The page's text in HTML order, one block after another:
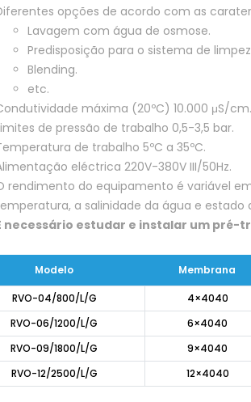
opções de acordo com as
Lavagem com água de osmose.
Predisposição para o sistema de
Blending.
etc.
máxima (20ºC) 10.000 μS/
de pressão de trabalho 0,5-3,5 bar.
de trabalho 5ºC a 35ºC.
eléctrica 220V-380V III/50Hz.
rendimento do equipamento é variável
a salinidade da água e estado
necessário estudar e instalar um
Modelo Membrana
RVO-04/800/L/G 4×4040
RVO-06/1200/L/G
6×4040
RVO-09/1800/L/G
9×4040
RVO-12/2500/L/G
12×4040